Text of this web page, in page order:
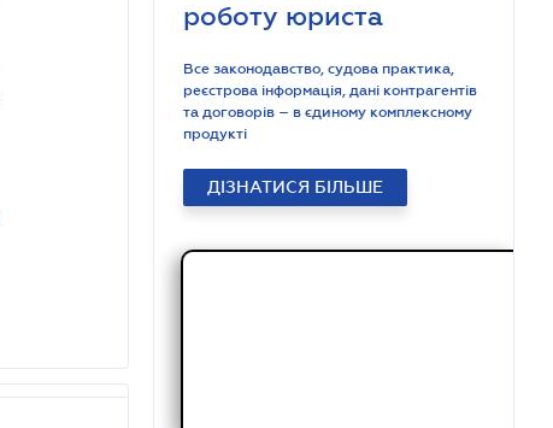
роботу юриста
Все законодавство, судова практика,
реєстрова інформація, дані контрагентів
та договорів – в єдиному комплексному
продукті
ДІЗНАТИСЯ БІЛЬШЕ